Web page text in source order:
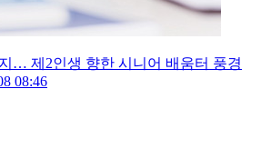
… 제2인생 향한 시니어 배움터 풍경
08:46